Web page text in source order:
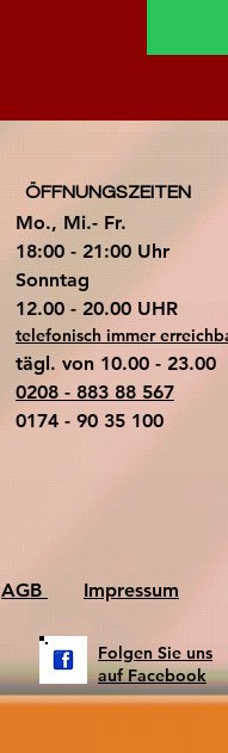
ÖFFNUNGSZEITEN
Mo., Mi.- Fr.
18:00 - 21:00 Uhr
​Sonntag
​12.00 - 20.00 UHR
telefonisch immer
tägl. von 10.00 - 23.00
0208 - 883 88 567
0174 - 90 35 100
AGB Impressum
Folgen Sie uns
auf Facebook